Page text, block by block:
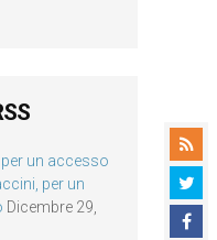
per un accesso
per un
Dicembre 29,